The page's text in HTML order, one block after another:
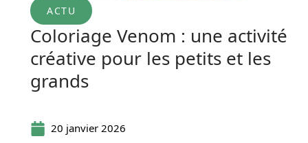
ACTU
Coloriage Venom : une activité
créative pour les petits et les
grands
20 janvier 2026